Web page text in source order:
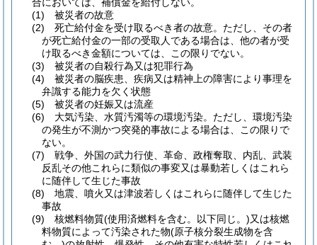
(1)
被災者の故意
(2)
死亡給付金を受け取るべき者の故意。 ただし、その者
が死亡給付金の一部の受取人である場合は、他の者が受
け取るべき金額については、この限りでない。
(3)
被災者の自殺行為又は犯罪行為
(4)
被災者の脳疾患、疾病又は精神上の障害により事理を
弁識する能力を欠く状態
(5)
被災者の妊娠又は流産
(6)
大気汚染、水質汚濁等の環境汚染。 ただし、環境汚染
の発生が不測かつ突発的事故による場合は、この限りで
ない。
(7)
戦争、外国の武力行使、革命、政権奪取、内乱、武装
反乱その他これらに類似の事変又は暴動若しくはこれら
に随伴して生じた事故
(8)
地震、噴火又は津波若しくはこれらに随伴して生じた
事故
(9)
核燃料物質(使用済燃料を含む。以下同じ。)又は核燃
料物質によって汚染された物(原子核分裂生成物を含